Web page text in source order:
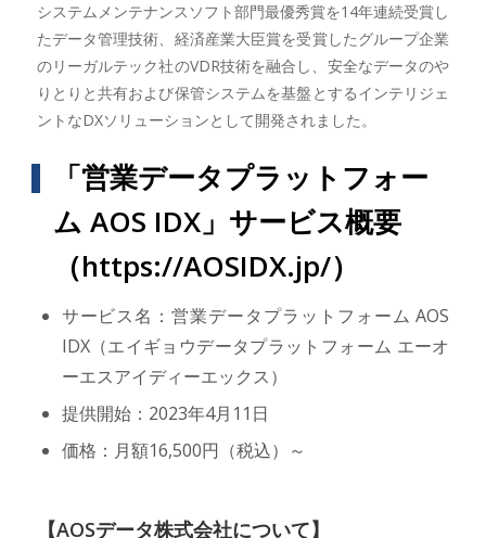
システムメンテナンスソフト部門最優秀賞を14年連続受賞し
たデータ管理技術、経済産業大臣賞を受賞したグループ企業
のリーガルテック社のVDR技術を融合し、安全なデータのや
りとりと共有および保管システムを基盤とするインテリジェ
ントなDXソリューションとして開発されました。
「営業データプラットフォー
ム AOS IDX」サービス概要
（https://AOSIDX.jp/）
サービス名：営業データプラットフォーム AOS
IDX（エイギョウデータプラットフォーム エーオ
ーエスアイディーエックス）
提供開始：2023年4月11日
価格：月額16,500円（税込）～
【AOSデータ株式会社について】